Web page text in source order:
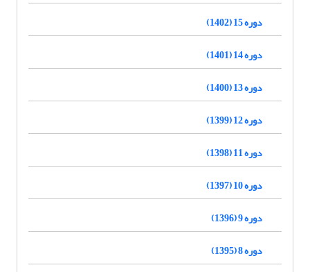
دوره 15 (1402)
دوره 14 (1401)
دوره 13 (1400)
دوره 12 (1399)
دوره 11 (1398)
دوره 10 (1397)
دوره 9 (1396)
دوره 8 (1395)